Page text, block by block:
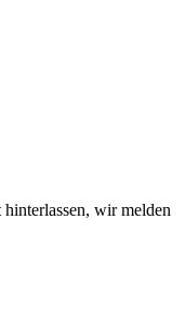
wir melden